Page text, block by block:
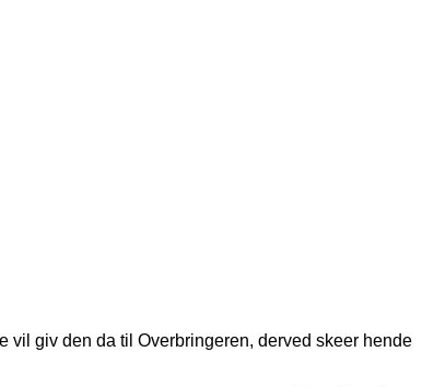
vil giv den da til Overbringeren, derved skeer hende